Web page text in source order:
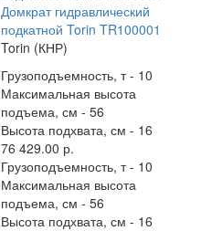
Домкрат гидравлический
подкатной Torin TR100001
Torin (КНР)
Грузоподъемность, т - 10
Максимальная высота
подъема, см - 56
Высота подхвата, см - 16
76 429.00 р.
Грузоподъемность, т - 10
Максимальная высота
подъема, см - 56
Высота подхвата, см - 16